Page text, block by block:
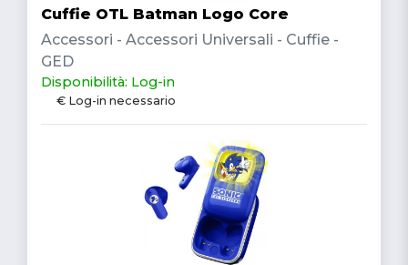
Cuffie OTL Batman Logo Core
Accessori - Accessori Universali - Cuffie -
GED
Disponibilità: Log-in
€ Log-in necessario